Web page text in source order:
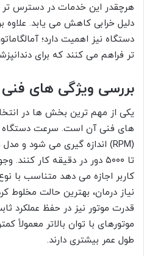
هرچقدر این خدمات در دسترس تر
دلیل خرابی کاهش می یابد. علاوه
دستگاه نیز اهمیت دارد؛
تر فراهم می کنند که برای
بررسی ویژگی های فنی
یکی از مهم ترین بخش ها در
های فنی آن است. سرعت دستگاه
تا ۵۰۰۰ دور در دقیقه کار
کاربر اجازه می دهد متناسب با
نیاز درمان، بهترین حالت مخلوط
قدرت موتور نیز در حفظ عملکرد
موتورهای با توان بالاتر معمولاً
طول عمر بیشتری دارند.